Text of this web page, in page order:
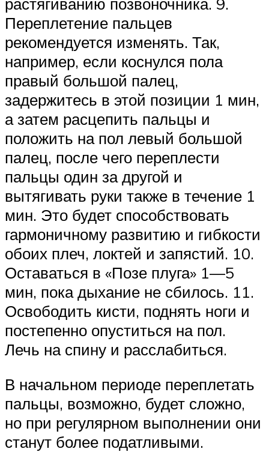
Переплетение пальцев
рекомендуется изменять. Так,
например, если коснулся пола
правый большой палец,
задержитесь в этой позиции 1 мин,
а затем расцепить пальцы и
положить на пол левый большой
палец, после чего переплести
пальцы один за другой и
вытягивать руки также в течение 1
мин. Это будет способствовать
гармоничному развитию и гибкости
обоих плеч, локтей и запястий. 10.
Оставаться в «Позе плуга» 1—5
мин, пока дыхание не сбилось. 11.
Освободить кисти, поднять ноги и
постепенно опуститься на пол.
Лечь на спину и расслабиться.
В начальном периоде переплетать
пальцы, возможно, будет сложно,
но при регулярном выполнении они
станут более податливыми.